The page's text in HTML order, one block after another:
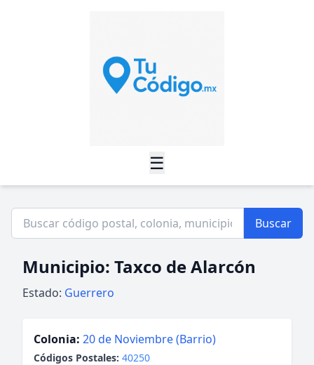
☰
Buscar
Municipio: Taxco de Alarcón
Estado: Guerrero
Colonia: 20 de Noviembre (Barrio)
Códigos Postales: 40250